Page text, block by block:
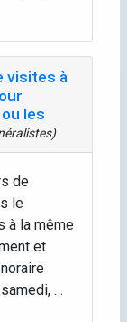
visites à
les
de
le
à la même
et
…